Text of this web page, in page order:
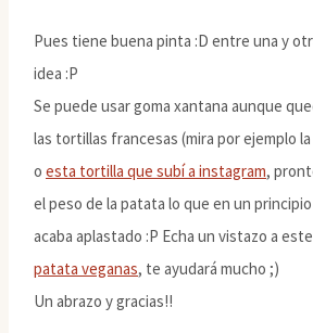
Pues tiene buena pinta :D entre una y
idea :P
Se puede usar goma xantana aunque
las tortillas francesas (mira por ejemplo
o esta tortilla que subí a instagram,
el peso de la patata lo que en un
acaba aplastado :P Echa un vistazo a este
patata veganas, te ayudará mucho ;)
Un abrazo y gracias!!